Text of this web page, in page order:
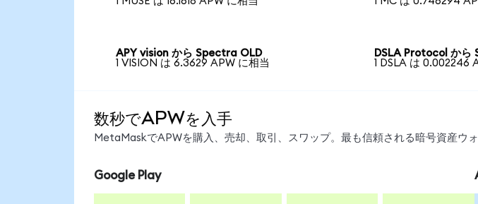
APY vision から Spectra OLD
1 VISION は 6.3629 APW に相当
DSLA Protocol から
1 DSLA は 0.002246
数秒でAPWを入手
MetaMaskでAPWを購入、売却、取引、スワップ。最も信頼される暗号資産ウォ
Google Play